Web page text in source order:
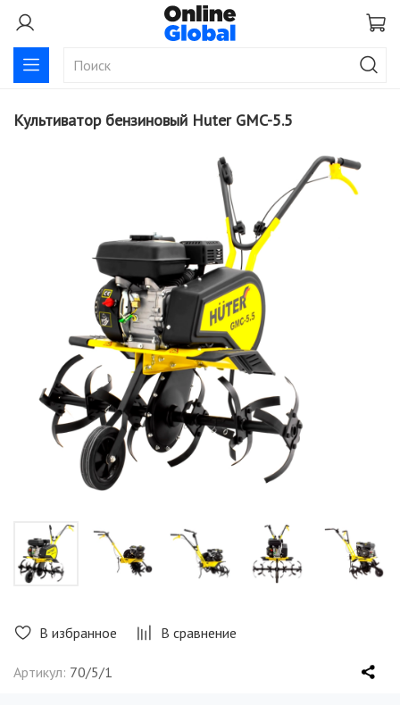
Культиватор бензиновый Huter GMC-5.5
В избранное В сравнение
Артикул: 70/5/1